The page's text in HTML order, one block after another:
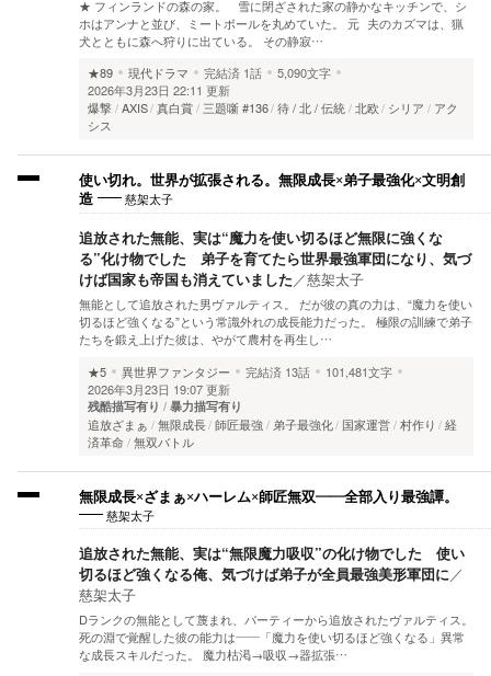
★ フィンランドの森の家。 雪に閉ざされた家の静かなキッチンで、シ
ホはアンナと並び、ミートボールを丸めていた。 元 夫のカズマは、猟
犬とともに森へ狩りに出ている。 その静寂…
★89
現代ドラマ 完結済 1話
5,090文字
2026年3月23日 22:11 更新
爆撃 AXIS 真白賞 三題噺 #136 待 / 北 / 伝統 北欧 シリア
アク
シス
使い切れ。世界が拡張される。無限成長×弟子最強化×文明創
造
慈架太子
追放された無能、実は“魔力を使い切るほど無限に強くな
る”化け物でした 弟子を育てたら世界最強軍団になり、気づ
けば国家も帝国も消えていました／慈架太子
無能として追放された男ヴァルティス。 だが彼の真の力は、“魔力を使い
切るほど強くなる”という常識外れの成長能力だった。 極限の訓練で弟子
たちを鍛え上げた彼は、やがて農村を再生し…
★5
異世界ファンタジー 完結済 13話
101,481文字
2026年3月23日 19:07 更新
残酷描写有り 暴力描写有り
追放ざまぁ 無限成長 師匠最強 弟子最強化 国家運営 村作り
経
済革命
無双バトル
無限成長×ざまぁ×ハーレム×師匠無双――全部入り最強譚。
慈架太子
追放された無能、実は“無限魔力吸収”の化け物でした 使い
切るほど強くなる俺、気づけば弟子が全員最強美形軍団に ／
慈架太子
Dランクの無能として蔑まれ、パーティーから追放されたヴァルティス。
死の淵で覚醒した彼の能力は――「魔力を使い切るほど強くなる」異常
な成長スキルだった。 魔力枯渇→吸収→器拡張…